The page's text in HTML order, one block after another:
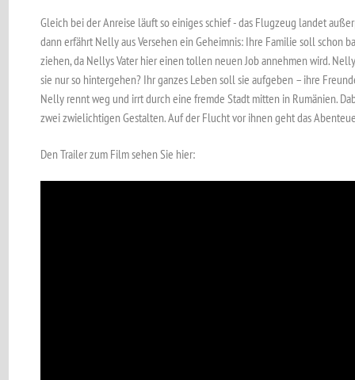
Gleich bei der Anreise läuft so einiges schief - das Flugzeug landet
dann erfährt Nelly aus Versehen ein Geheimnis: Ihre Familie soll schon
ziehen, da Nellys Vater hier einen tollen neuen Job annehmen wird.
sie nur so hintergehen? Ihr ganzes Leben soll sie aufgeben – ihre
Nelly rennt weg und irrt durch eine fremde Stadt mitten in Rumänien.
zwei zwielichtigen Gestalten. Auf der Flucht vor ihnen geht das
Den Trailer zum Film sehen Sie hier: